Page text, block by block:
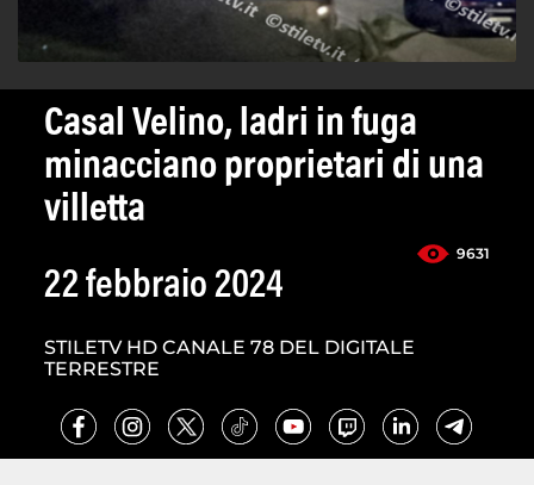
Casal Velino, ladri in fuga
minacciano proprietari di una
villetta
9631
22 febbraio 2024
STILETV HD CANALE 78 DEL DIGITALE
TERRESTRE